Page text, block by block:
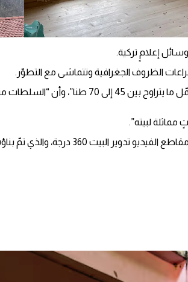
الظروف الجغرافية وتتماشى مع التطوّر.
وتابع إكسيلماز أن “البيت الذي يمكن تدويره من
لبيته”.
في مساحةٍ صغيرة تبلغ 50 مترا مربعا.